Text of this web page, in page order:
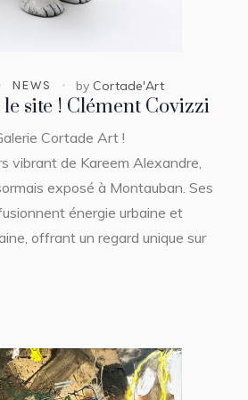
NEWS by Cortade'Art
site ! Clément Covizzi
Cortade Art !
vibrant de Kareem Alexandre,
exposé à Montauban. Ses
énergie urbaine et
offrant un regard unique sur